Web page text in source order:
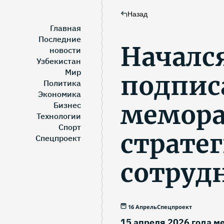
Главная
Последние
новости
Узбекистан
Мир
Политика
Экономика
Бизнес
Технологии
Спорт
Спецпроект
Назад
16 АпрельСпецпроект